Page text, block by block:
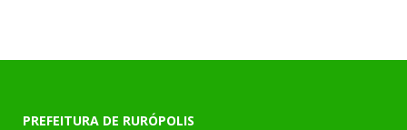
PREFEITURA DE RURÓPOLIS